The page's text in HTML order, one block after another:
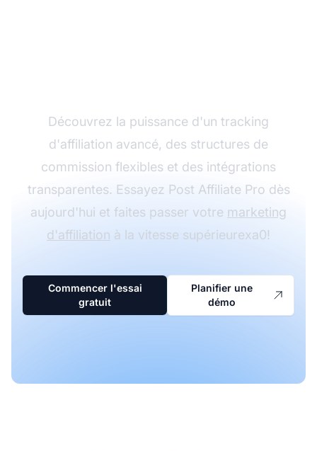
Découvrez la puissance d'un tracking
d'affiliation avancé, des structures de
commission flexibles et des intégrations
transparentes. Essayez Post Affiliate Pro dès
aujourd'hui et faites passer votre marketing
d'affiliation à la vitesse supérieurexa0!
Commencer l'essai
gratuit
Planifier une
démo